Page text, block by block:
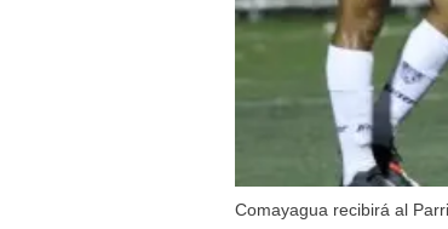
Comayagua recibirá al